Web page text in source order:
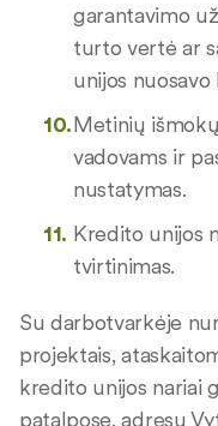
garantavimo
turto vertė ar
unijos
Metinių
vadovams ir
nustatymas.
Kredito unijos
tvirtinimas.
Su darbotvarkėje
projektais,
kredito unijos nariai
patalpose, adresu